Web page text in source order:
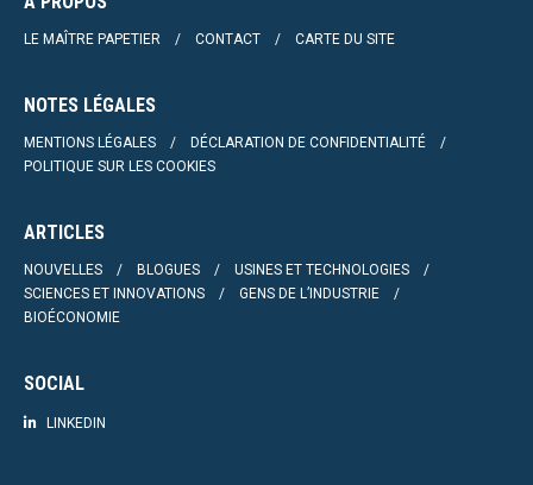
LE MAÎTRE PAPETIER CONTACT CARTE DU SITE
NOTES LÉGALES
MENTIONS LÉGALES
DÉCLARATION DE CONFIDENTIALITÉ
POLITIQUE SUR LES COOKIES
ARTICLES
NOUVELLES BLOGUES
USINES ET TECHNOLOGIES
SCIENCES ET INNOVATIONS
GENS DE L’INDUSTRIE
BIOÉCONOMIE
SOCIAL
LINKEDIN